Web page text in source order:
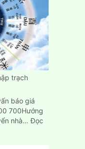
trạch
báo giá
700Hướng
nhà…Đọc